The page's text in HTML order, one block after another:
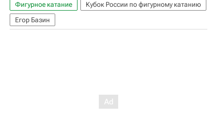
Фигурное катание
Кубок России по фигурному катанию
Егор Базин